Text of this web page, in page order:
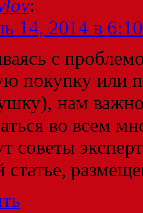
:
14, 2014 в
с
покупку или
нам важно
во всем
советы
статье,